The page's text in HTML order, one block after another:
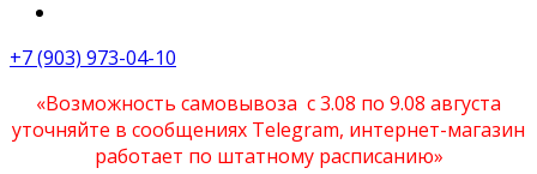
+7 (903) 973-04-10
«Возможность самовывоза с 3.08 по 9.08 августа
уточняйте в сообщениях Telegram, интернет-магазин
работает по штатному расписанию»